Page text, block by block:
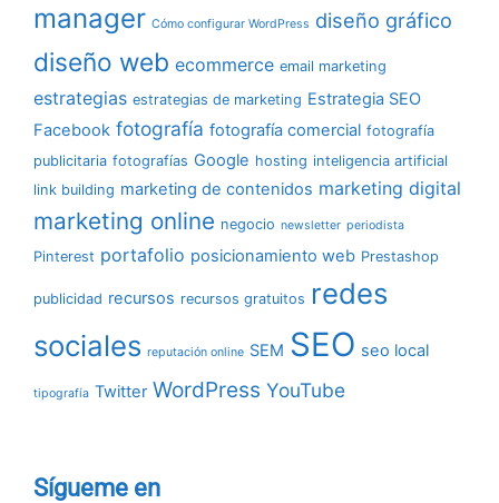
manager Cómo configurar WordPress diseño gráfico
diseño web ecommerce email marketing
estrategias estrategias de marketing Estrategia SEO
Facebook fotografía fotografía comercial fotografía
publicitaria fotografías Google hosting inteligencia artificial
link building marketing de contenidos marketing digital
marketing online negocio newsletter periodista
Pinterest portafolio posicionamiento web Prestashop
publicidad recursos recursos gratuitos redes
sociales reputación online SEM SEO seo local
tipografía Twitter WordPress YouTube
Sígueme en